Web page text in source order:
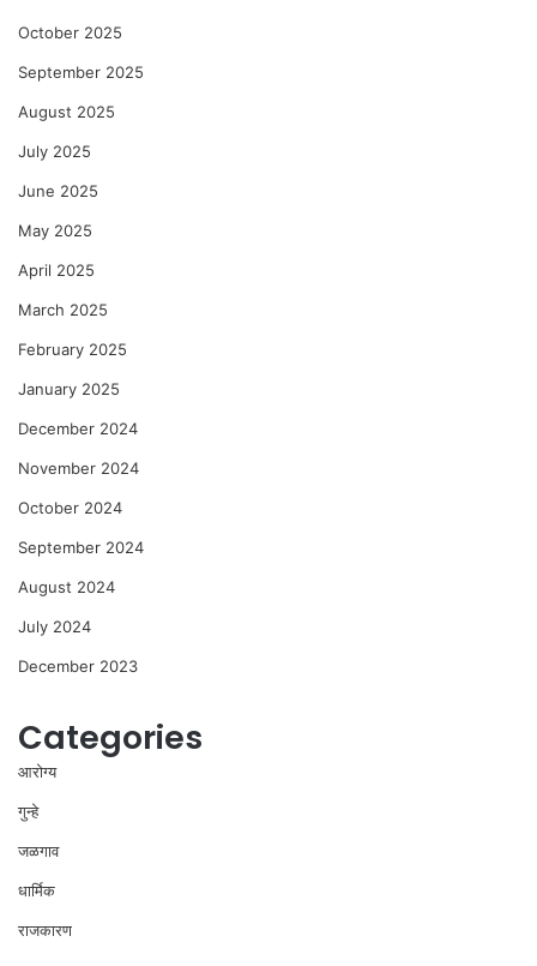
October 2025
September 2025
August 2025
July 2025
June 2025
May 2025
April 2025
March 2025
February 2025
January 2025
December 2024
November 2024
October 2024
September 2024
August 2024
July 2024
December 2023
Categories
आरोग्य
गुन्हे
जळगाव
धार्मिक
राजकारण